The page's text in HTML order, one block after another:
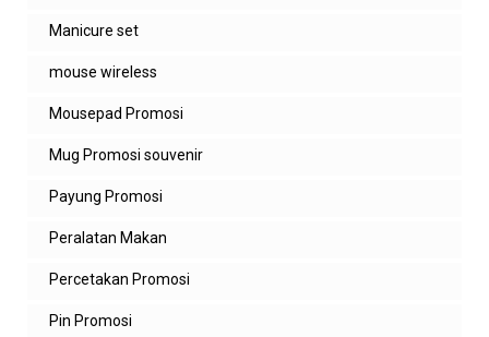
Manicure set
mouse wireless
Mousepad Promosi
Mug Promosi souvenir
Payung Promosi
Peralatan Makan
Percetakan Promosi
Pin Promosi